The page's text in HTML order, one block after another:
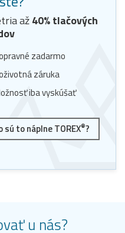
až40% tlačových
zadarmo
záruka
iba vyskúšať
sú to náplne TOREX®?
u nás?